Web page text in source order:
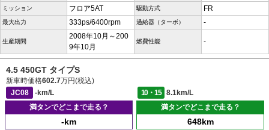
ミッション フロア5AT 駆動方式 FR
最大出力 333ps/6400rpm 過給器（ターボ） -
生産期間
2008年10月～200
9年10月
燃費性能 -
4.5 450GT タイプS
新車時価格602.7万円(税込)
JC08
-km/L 10・15
8.1km/L
満タンでどこまで走る？
-km
満タンでどこまで走る？
648km